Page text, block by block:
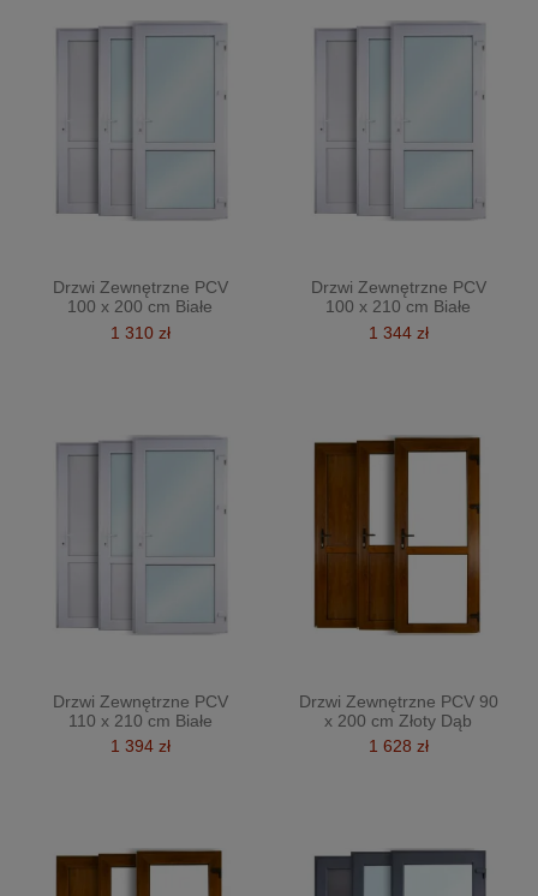
Drzwi Zewnętrzne PCV
100 x 200 cm Białe
1 310 zł
Drzwi Zewnętrzne PCV
100 x 210 cm Białe
1 344 zł
Drzwi Zewnętrzne PCV
110 x 210 cm Białe
1 394 zł
Drzwi Zewnętrzne PCV 90
x 200 cm Złoty Dąb
1 628 zł